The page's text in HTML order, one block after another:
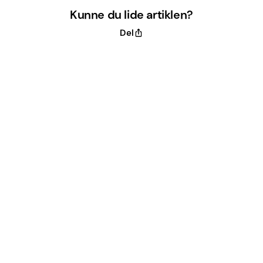
Kunne du lide artiklen?
Del